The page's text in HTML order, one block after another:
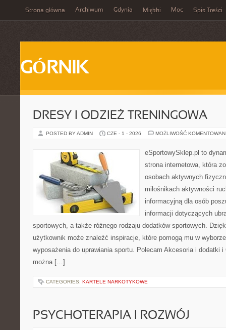
Strona główna Archiwum Gdynia Miękki Moc Spis Treści
GÓRNIK
DRESY I ODZIEŻ TRENINGOWA
POSTED BY ADMIN CZE - 1 - 2026 MOŻLIWOŚĆ
eSportowySklep.pl to
strona internetowa, która
osobach aktywnych
miłośnikach aktywności
informacyjną dla osób
informacji dotyczących
sportowych, a także różnego rodzaju dodatków sportowych.
użytkownik może znaleźć inspiracje, które pomogą mu w
wyposażenia do uprawiania sportu. Polecam Akcesoria i dodatki
można […]
CATEGORIES: KARTELE NARKOTYKOWE
PSYCHOTERAPIA I ROZWÓJ